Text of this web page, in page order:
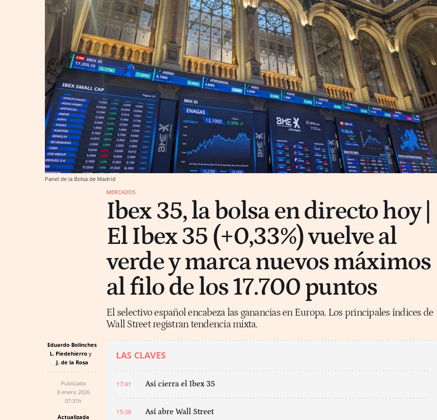
Panel de la Bolsa de Madrid
MERCADOS
Ibex 35, la bolsa en directo hoy |
El Ibex 35 (+0,33%) vuelve al
verde y marca nuevos máximos
al filo de los 17.700 puntos
El selectivo español encabeza las ganancias en Europa. Los principales índices de
Wall Street registran tendencia mixta.
Eduardo Bolinches
L. Piedehierro
J. de la Rosa
Publicada
8 enero 2026
07:31h
Actualizada
LAS CLAVES
17:41 Así cierra el Ibex 35
15:38 Así abre Wall Street